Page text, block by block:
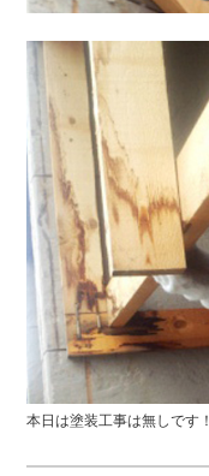
本日は塗装工事は無しです！